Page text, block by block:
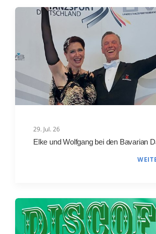
29. Jul. 26
Elke und Wolfgang bei den Bavarian